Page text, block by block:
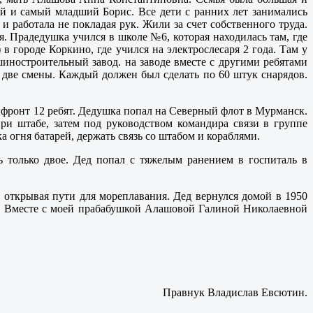
самый младший Борис. Все дети с ранних лет занимались
не покладая рук. Жили за счет собственного труда.
учился в школе №6, которая находилась там, где
Коркино, где учился на электрослесаря 2 года. Там у
завод. на заводе вместе с другими ребятами
смены. Каждый должен был сделать по 60 штук снарядов.
12 ребят. Дедушка попал на Северный флот в Мурманск.
штабе, затем под руководством командира связи в группе
батарей, держать связь со штабом и кораблями.
двое. Дед попал с тяжелым ранением в госпиталь в
пути для мореплавания. Дед вернулся домой в 1950
Вместе с моей прабабушкой Алашовой Галиной Николаевной
Правнук Владислав Евсютин.